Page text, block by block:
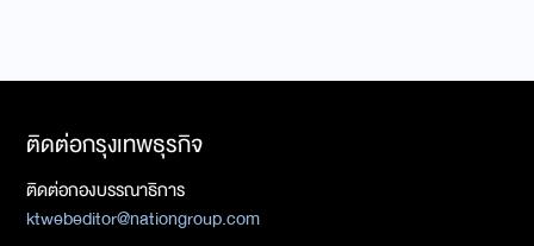
ติดต่อกรุงเทพธุรกิจ
ติดต่อกองบรรณาธิการ
ktwebeditor@nationgroup.com